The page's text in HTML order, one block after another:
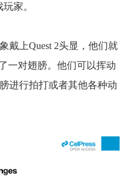
家。
戴上Quest 2头显，他们就
一对翅膀。他们可以挥动
进行拍打或者其他各种动